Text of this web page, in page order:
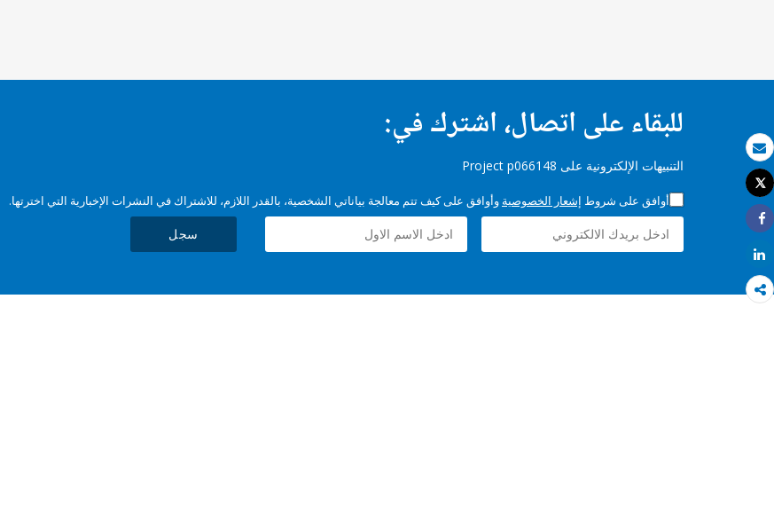
بريد الكتروني
طباعة
Tweet
Share
Share
للبقاء على اتصال، اشترك في:
التنبيهات الإلكترونية على Project p066148
أوافق على شروط إشعار الخصوصية وأوافق على كيف تتم معالجة بياناتي الشخصية، بالقدر اللازم، للاشتراك في النشرات الإخبارية التي اخترتها.
سجل